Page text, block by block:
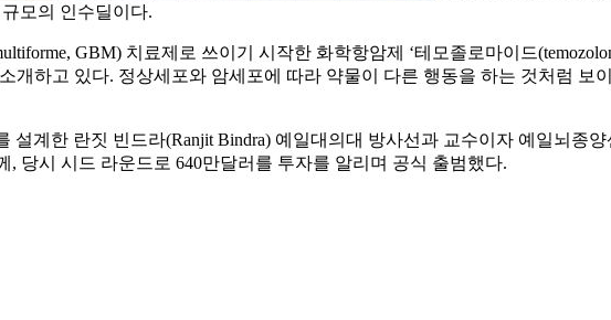
모의 인수딜이다.
GBM) 치료제로 쓰이기 시작한 화학항암제 ‘테모졸로마이드
개하고 있다. 정상세포와 암세포에 따라 약물이 다른 행동을 하는 것처럼 보
설계한 란짓 빈드라(Ranjit Bindra) 예일대의대 방사선과 교수이자 예일뇌종
, 당시 시드 라운드로 640만달러를 투자를 알리며 공식 출범했다.